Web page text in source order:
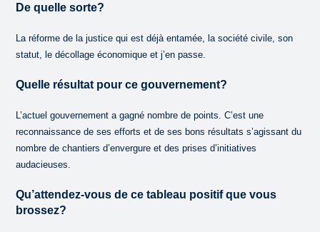
De quelle sorte?
La réforme de la justice qui est déjà entamée, la société civile, son
statut, le décollage économique et j’en passe.
Quelle résultat pour ce gouvernement?
L’actuel gouvernement a gagné nombre de points. C’est une
reconnaissance de ses efforts et de ses bons résultats s’agissant du
nombre de chantiers d’envergure et des prises d’initiatives
audacieuses.
Qu’attendez-vous de ce tableau positif que vous
brossez?